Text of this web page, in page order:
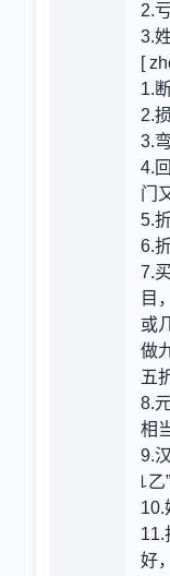
2.
3.姓
[
1.
2.
3.
4.
门
5.
6.
7.
目
或
做
五
8.
相
9.
꒒乙
10.
11.
好